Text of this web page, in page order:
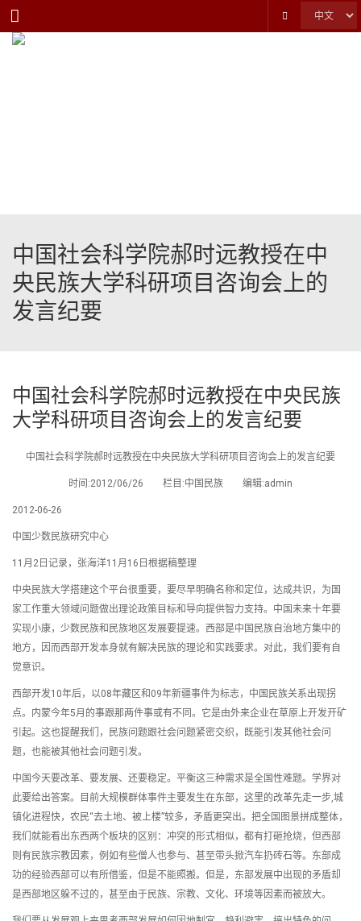
Menu
中国社会科学院郝时远教授在中
央民族大学科研项目咨询会上的
发言纪要
中国社会科学院郝时远教授在中央民族
大学科研项目咨询会上的发言纪要
中国社会科学院郝时远教授在中央民族大学科研项目咨询会上的发言纪要
时间:2012/06/26 栏目:中国民族 编辑:admin
2012-06-26
中国少数民族研究中心
11月2日记录，张海洋11月16日根据稿整理
中央民族大学搭建这个平台很重要，要尽早明确名称和定位，达成共识，为国
家工作重大领域问题做出理论政策目标和导向提供智力支持。中国未来十年要
实现小康，少数民族和民族地区发展要提速。西部是中国民族自治地方集中的
地方，因而西部开发本身就有解决民族的理论和实践要求。对此，我们要有自
觉意识。
西部开发10年后，以08年藏区和09年新疆事件为标志，中国民族关系出现拐
点。内蒙今年5月的事跟那两件事或有不同。它是由外来企业在草原上开发开矿
引起。这也提醒我们，民族问题跟社会问题紧密交织，既能引发其他社会问
题，也能被其他社会问题引发。
中国今天要改革、要发展、还要稳定。平衡这三种需求是全国性难题。学界对
此要给出答案。目前大规模群体事件主要发生在东部，这里的改革先走一步,城
镇化进程快，农民“去土地、被上楼”较多，矛盾更突出。把全国图景拼成整体，
我们就能看出东西两个板块的区别：冲突的形式相似，都有打砸抢烧，但西部
则有民族宗教因素，例如有些僧人也参与、甚至带头掀汽车扔砖石等。东部成
功的经验西部可以有所借鉴，但是不能照搬。但是，东部发展中出现的矛盾却
是西部地区躲不过的，甚至由于民族、宗教、文化、环境等因素而被放大。